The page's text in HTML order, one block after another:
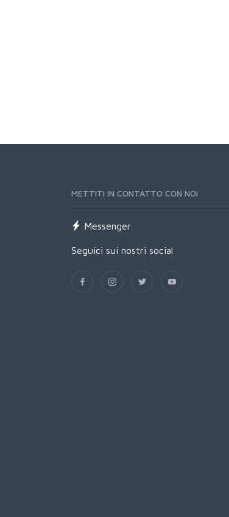
METTITI IN CONTATTO CON NOI
Messenger
Seguici sui nostri social